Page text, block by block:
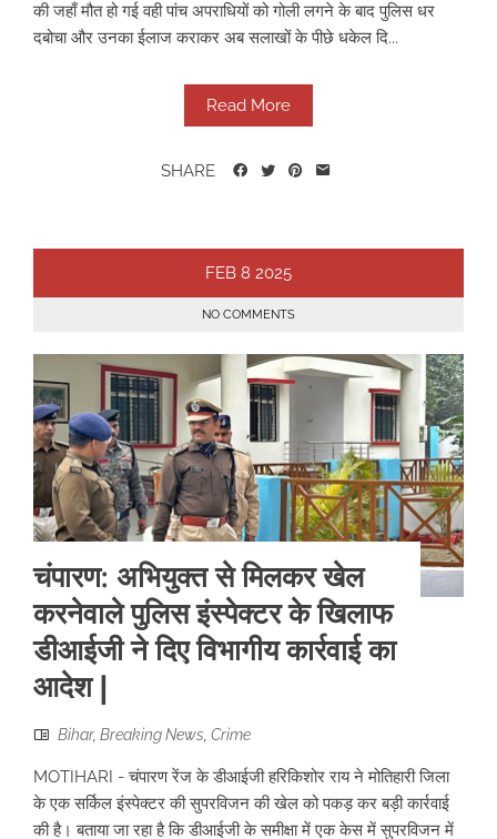
की जहाँ मौत हो गई वही पांच अपराधियों को गोली लगने के बाद पुलिस धर
दबोचा और उनका ईलाज कराकर अब सलाखों के पीछे धकेल दि...
Read More
SHARE
FEB 8 2025
NO COMMENTS
चंपारण: अभियुक्त से मिलकर खेल
करनेवाले पुलिस इंस्पेक्टर के खिलाफ
डीआईजी ने दिए विभागीय कार्रवाई का
आदेश |
Bihar, Breaking News Crime
MOTIHARI - चंपारण रेंज के डीआईजी हरिकिशोर राय ने मोतिहारी जिला
के एक सर्किल इंस्पेक्टर की सुपरविजन की खेल को पकड़ कर बड़ी कार्रवाई
की है। बताया जा रहा है कि डीआईजी के समीक्षा में एक केस में सुपरविजन में